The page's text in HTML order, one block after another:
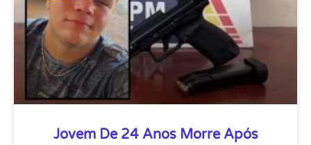
Jovem De 24 Anos Morre Após